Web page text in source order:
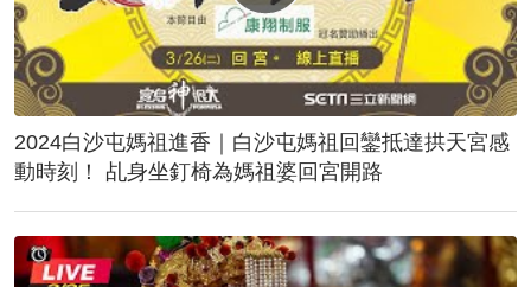
2024白沙屯媽祖進香｜白沙屯媽祖回鑾抵達拱天宮感
動時刻！ 乩身坐釘椅為媽祖婆回宮開路